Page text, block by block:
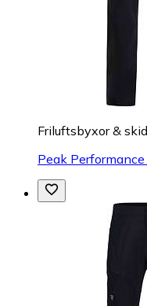
Friluftsbyxor &
Peak Performance